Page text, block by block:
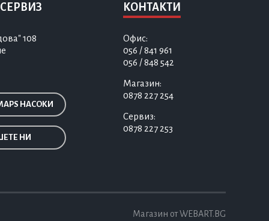
108
НАСОКИ
НИ
КОНТАКТИ
Офис:
056 / 841 961
056 / 848 542
Магазин:
0878 227 254
Сервиз:
0878 227 253
Магазин от WEBART.BG